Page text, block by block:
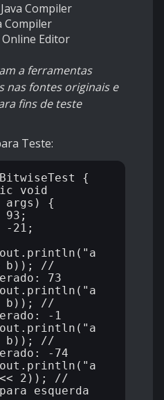
Compiler
Compiler
Editor
a ferramentas
nas fontes originais e
fins de teste
Teste:
{
args) {
b)); //
73
b)); //
-1
b)); //
-74
2)); //
esquerda